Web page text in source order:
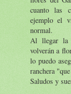
cuanto las
ejemplo el
normal.
Al llegar la
volverán a
lo puedo
ranchera
Saludos y